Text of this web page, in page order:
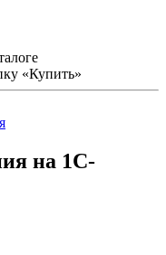
«Купить»
на 1С-